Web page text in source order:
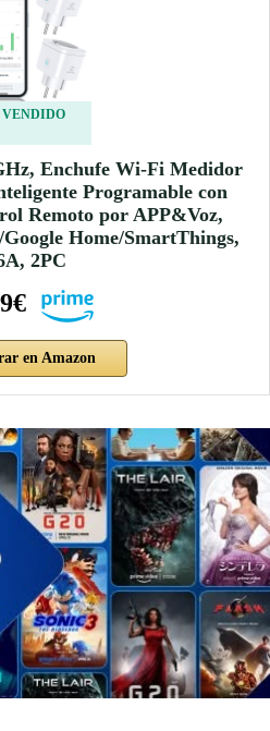
VENDIDO
Enchufe Wi-Fi Medidor
Programable con
Remoto por APP&Voz,
Home/SmartThings,
2PC
en Amazon